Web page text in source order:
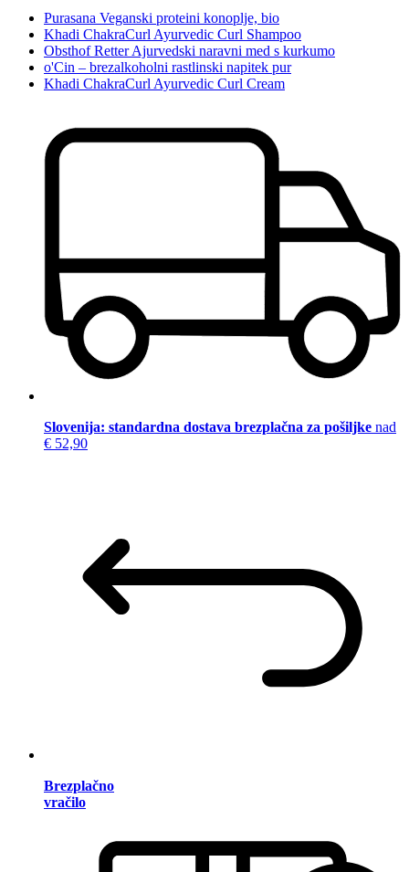
Purasana Veganski proteini konoplje, bio
Khadi ChakraCurl Ayurvedic Curl Shampoo
Obsthof Retter Ajurvedski naravni med s kurkumo
o'Cin – brezalkoholni rastlinski napitek pur
Khadi ChakraCurl Ayurvedic Curl Cream
Slovenija: standardna dostava brezplačna za pošiljke nad
€ 52,90
Brezplačno
vračilo